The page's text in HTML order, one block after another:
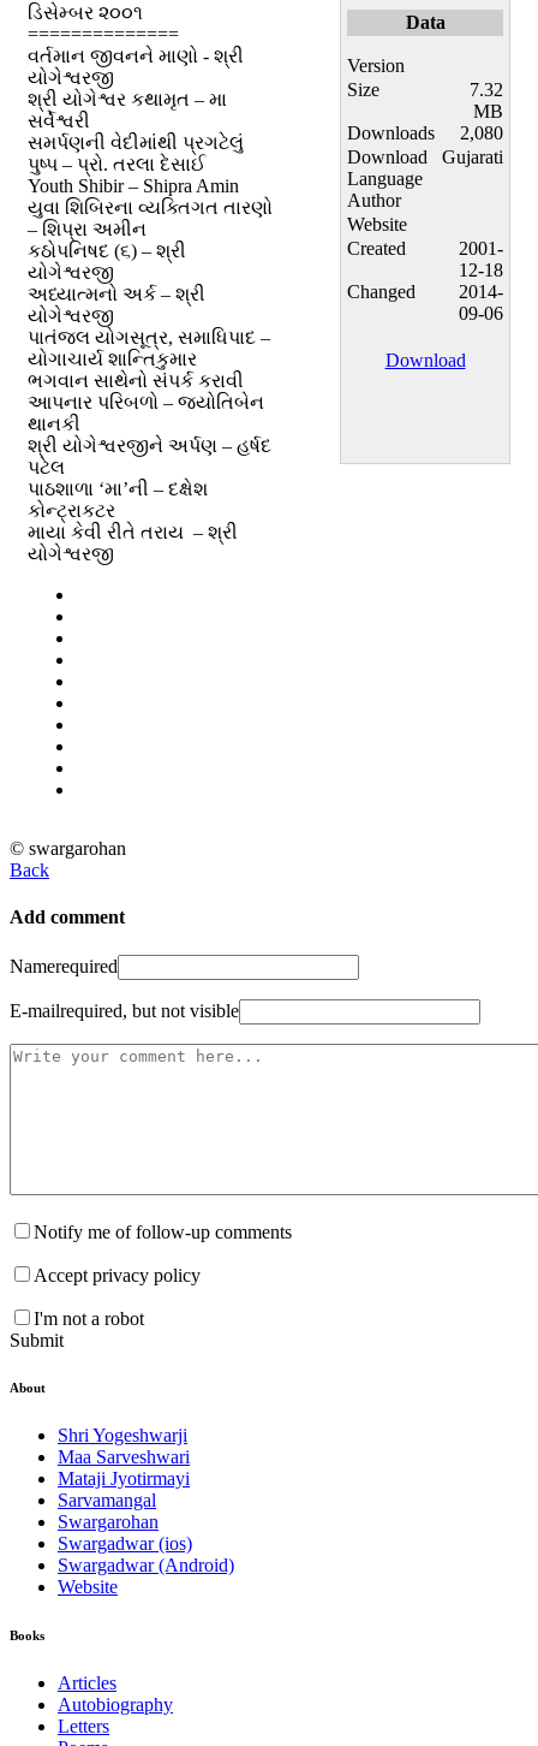
ડિસેમ્બર ૨૦૦૧
==============
વર્તમાન જીવનને માણો - શ્રી
યોગેશ્વરજી
શ્રી યોગેશ્વર કથામૃત – મા
સર્વેશ્વરી
સમર્પણની વેદીમાંથી પ્રગટેલું
પુષ્પ – પ્રો. તરલા દેસાઈ
Youth Shibir – Shipra Amin
યુવા શિબિરના વ્યક્તિગત તારણો
– શિપ્રા અમીન
કઠોપનિષદ (૬) – શ્રી
યોગેશ્વરજી
અધ્યાત્મનો અર્ક – શ્રી
યોગેશ્વરજી
પાતંજલ યોગસૂત્ર, સમાધિપાદ –
યોગાચાર્ય શાન્તિકુમાર
ભગવાન સાથેનો સંપર્ક કરાવી
આપનાર પરિબળો – જ્યોતિબેન
થાનકી
શ્રી યોગેશ્વરજીને અર્પણ – હર્ષદ
પટેલ
પાઠશાળા ‘મા’ની – દક્ષેશ
કોન્ટ્રાકટર
માયા કેવી રીતે તરાય – શ્રી
યોગેશ્વરજી
Data
Version
Size
7.32
MB
Downloads
2,080
Download
Language
Gujarati
Author
Website
Created
2001-
12-18
Changed
2014-
09-06
Download
© swargarohan
Back
Add comment
Namerequired
E-mailrequired, but not visible
Notify me of follow-up comments
Accept privacy policy
I'm not a robot
Submit
About
Shri Yogeshwarji
Maa Sarveshwari
Mataji Jyotirmayi
Sarvamangal
Swargarohan
Swargadwar (ios)
Swargadwar (Android)
Website
Books
Articles
Autobiography
Letters